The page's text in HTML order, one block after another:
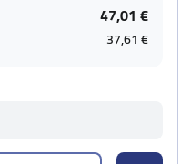
47,01 €
37,61 €